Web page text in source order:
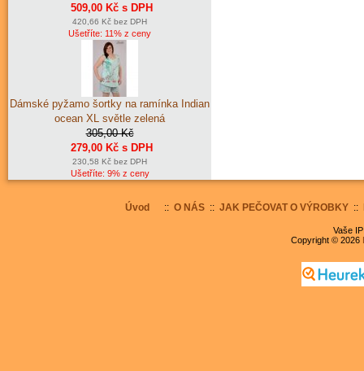
509,00 Kč s DPH
420,66 Kč bez DPH
Ušetříte: 11% z ceny
Dámské pyžamo šortky na ramínka Indian
ocean XL světle zelená
305,00 Kč
279,00 Kč s DPH
230,58 Kč bez DPH
Ušetříte: 9% z ceny
Úvod :: O NÁS:: JAK PEČOVAT O VÝROBKY::
Vaše
Copyright © 2026